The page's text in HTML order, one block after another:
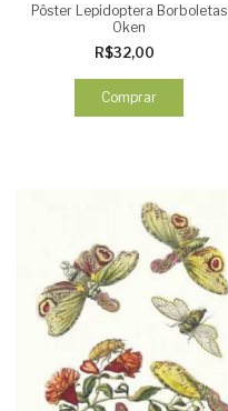
Pôster Lepidoptera Borboletas
Oken
R$32,00
Comprar